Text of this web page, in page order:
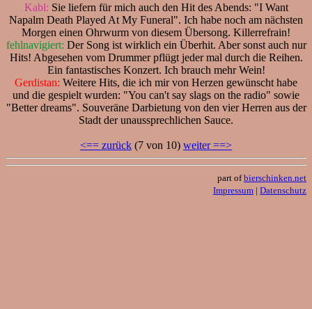
Kabl: Sie liefern für mich auch den Hit des Abends: "I Want
Napalm Death Played At My Funeral". Ich habe noch am nächsten
Morgen einen Ohrwurm von diesem Übersong. Killerrefrain!
fehlnavigiert: Der Song ist wirklich ein Überhit. Aber sonst auch nur
Hits! Abgesehen vom Drummer pflügt jeder mal durch die Reihen.
Ein fantastisches Konzert. Ich brauch mehr Wein!
Gerdistan: Weitere Hits, die ich mir von Herzen gewünscht habe
und die gespielt wurden: "You can't say slags on the radio" sowie
"Better dreams". Souveräne Darbietung von den vier Herren aus der
Stadt der unaussprechlichen Sauce.
<== zurück (7 von 10) weiter ==>
part ofbierschinken.net
Impressum | Datenschutz